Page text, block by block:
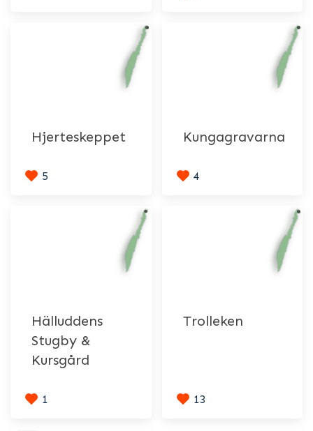
Hjerteskeppet
5
Kungagravarna
4
Hälluddens
Stugby &
Kursgård
1
Trolleken
13